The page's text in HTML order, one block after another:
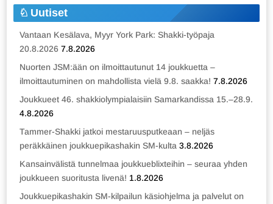
Uutiset
Vantaan Kesälava, Myyr York Park: Shakki-työpaja
20.8.2026 7.8.2026
Nuorten JSM:ään on ilmoittautunut 14 joukkuetta –
ilmoittautuminen on mahdollista vielä 9.8. saakka! 7.8.2026
Joukkueet 46. shakkiolympialaisiin Samarkandissa 15.–28.9.
4.8.2026
Tammer-Shakki jatkoi mestaruusputkeaan – neljäs
peräkkäinen joukkuepikashakin SM-kulta 3.8.2026
Kansainvälistä tunnelmaa joukkueblixteihin – seuraa yhden
joukkueen suoritusta livenä! 1.8.2026
Joukkuepikashakin SM-kilpailun käsiohjelma ja palvelut on